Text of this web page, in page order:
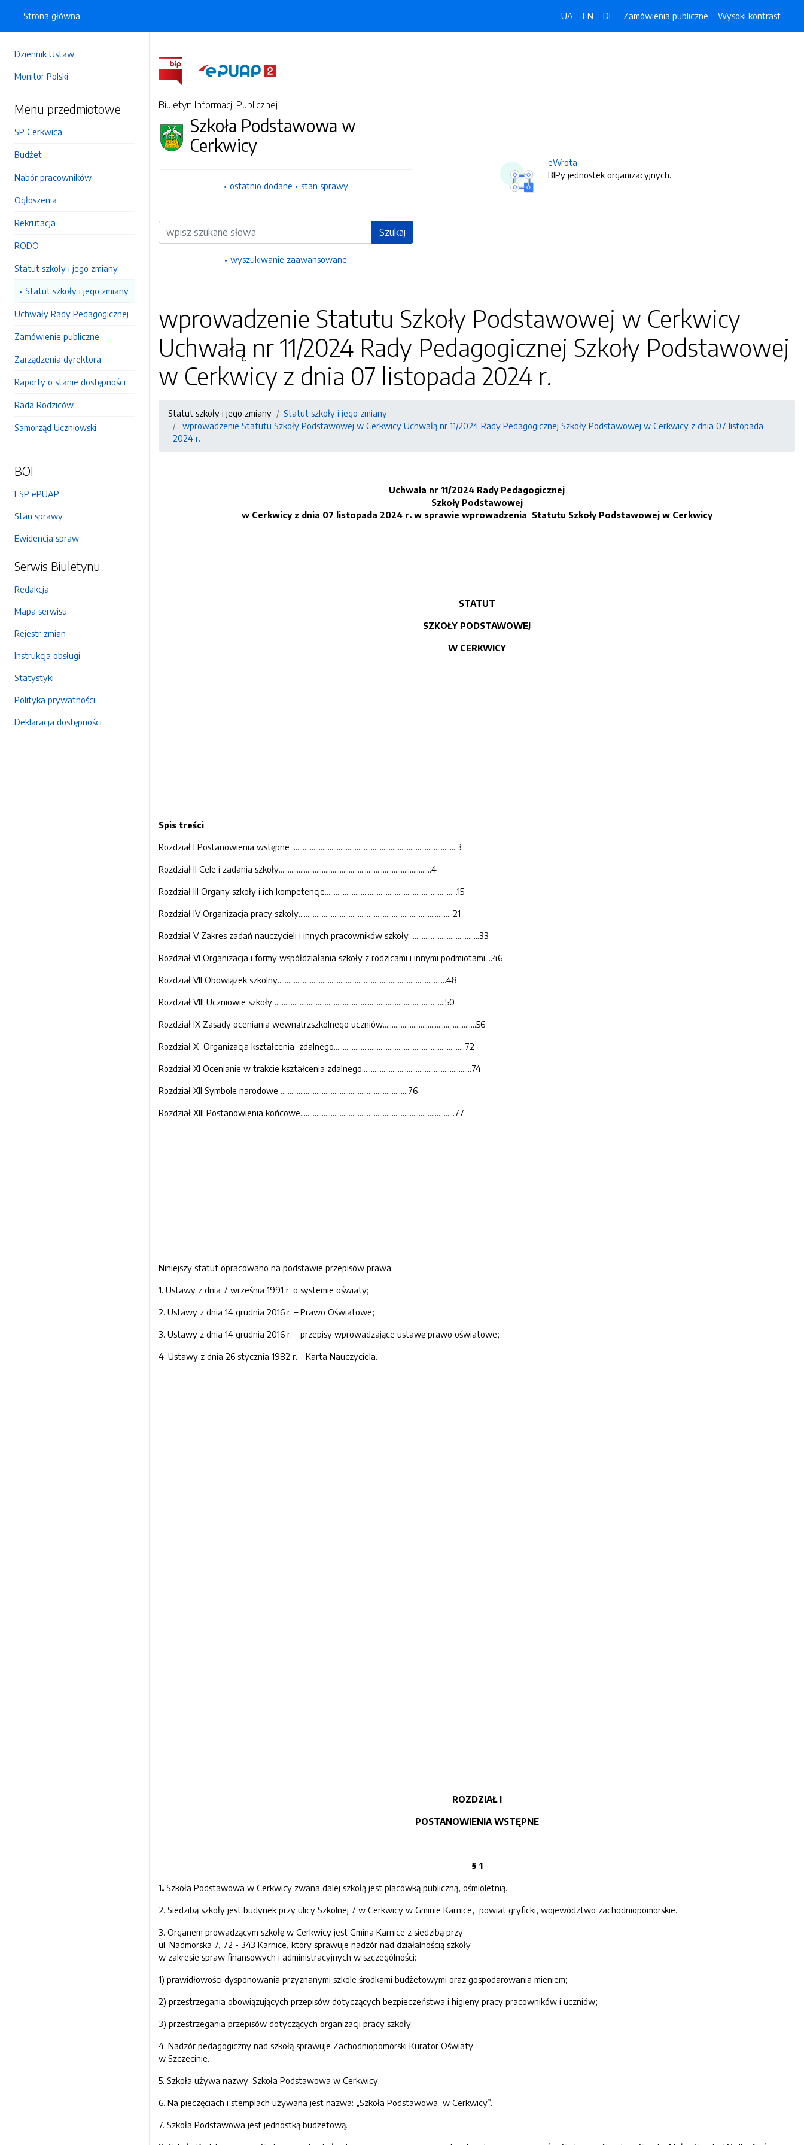
Dziennik Ustaw
Monitor Polski
Menu przedmiotowe
SP Cerkwica
Budżet
Nabór pracowników
Ogłoszenia
Rekrutacja
RODO
Statut szkoły i jego zmiany
Statut szkoły i jego zmiany
Uchwały Rady Pedagogicznej
Zamówienie publiczne
Zarządzenia dyrektora
Raporty o stanie dostępności
Rada Rodziców
Samorząd Uczniowski
BOI
ESP ePUAP
Stan sprawy
Ewidencja spraw
Serwis Biuletynu
Redakcja
Mapa serwisu
Rejestr zmian
Instrukcja obsługi
Statystyki
Polityka prywatności
Deklaracja dostępności
Strona główna UA EN DE Zamówienia publiczne Wysoki kontrast
Biuletyn Informacji Publicznej
Szkoła Podstawowa w
Cerkwicy
ostatnio dodane stan sprawy
Wyszukiwarka Szukaj
wyszukiwanie zaawansowane
eWrota
BIPy jednostek organizacyjnych.
wprowadzenie Statutu Szkoły Podstawowej w Cerkwicy
Uchwałą nr 11/2024 Rady Pedagogicznej Szkoły Podstawowej
w Cerkwicy z dnia 07 listopada 2024 r.
Statut szkoły i jego zmiany
Statut szkoły i jego zmiany
wprowadzenie Statutu Szkoły Podstawowej w Cerkwicy Uchwałą nr 11/2024 Rady Pedagogicznej Szkoły Podstawowej w Cerkwicy z dnia 07 listopada
2024 r.
Uchwała nr 11/2024 Rady Pedagogicznej
Szkoły Podstawowej
w Cerkwicy z dnia 07 listopada 2024 r. w sprawie wprowadzenia Statutu Szkoły Podstawowej w Cerkwicy
STATUT
SZKOŁY PODSTAWOWEJ
W CERKWICY
Spis treści
Rozdział I Postanowienia wstępne ............................................................................................3
Rozdział II Cele i zadania szkoły………………………….......................................................4
Rozdział III Organy szkoły i ich kompetencje..........................................................................15
Rozdział IV Organizacja pracy szkoły......................................................................................21
Rozdział V Zakres zadań nauczycieli i innych pracowników szkoły ......................................33
Rozdział VI Organizacja i formy współdziałania szkoły z rodzicami i innymi podmiotami....46
Rozdział VII Obowiązek szkolny..............................................................................................48
Rozdział VIII Uczniowie szkoły ...............................................................................................50
Rozdział IX Zasady oceniania wewnątrzszkolnego uczniów....................................................56
Rozdział X Organizacja kształcenia zdalnego.........................................................................72
Rozdział XI Ocenianie w trakcie kształcenia zdalnego.............................................................74
Rozdział XII Symbole narodowe ……………………………………………………………..76
Rozdział XIII Postanowienia końcowe......................................................................................77
Niniejszy statut opracowano na podstawie przepisów prawa:
1. Ustawy z dnia 7 września 1991 r. o systemie oświaty;
2. Ustawy z dnia 14 grudnia 2016 r. – Prawo Oświatowe;
3. Ustawy z dnia 14 grudnia 2016 r. – przepisy wprowadzające ustawę prawo oświatowe;
4. Ustawy z dnia 26 stycznia 1982 r. – Karta Nauczyciela.
ROZDZIAŁ I
POSTANOWIENIA WSTĘPNE
§ 1
1. Szkoła Podstawowa w Cerkwicy zwana dalej szkołą jest placówką publiczną, ośmioletnią.
2. Siedzibą szkoły jest budynek przy ulicy Szkolnej 7 w Cerkwicy w Gminie Karnice, powiat gryficki, województwo zachodniopomorskie.
3. Organem prowadzącym szkołę w Cerkwicy jest Gmina Karnice z siedzibą przy
ul. Nadmorska 7, 72 - 343 Karnice, który sprawuje nadzór nad działalnością szkoły
w zakresie spraw finansowych i administracyjnych w szczególności:
1) prawidłowości dysponowania przyznanymi szkole środkami budżetowymi oraz gospodarowania mieniem;
2) przestrzegania obowiązujących przepisów dotyczących bezpieczeństwa i higieny pracy pracowników i uczniów;
3) przestrzegania przepisów dotyczących organizacji pracy szkoły.
4. Nadzór pedagogiczny nad szkołą sprawuje Zachodniopomorski Kurator Oświaty
w Szczecinie.
5. Szkoła używa nazwy: Szkoła Podstawowa w Cerkwicy.
6. Na pieczęciach i stemplach używana jest nazwa: „Szkoła Podstawowa w Cerkwicy”.
7. Szkoła Podstawowa jest jednostką budżetową.